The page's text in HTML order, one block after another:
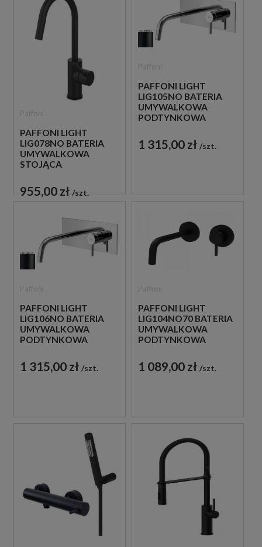
PAFFONI LIGHT
LIG078NO BATERIA
UMYWALKOWA
STOJĄCA
CZARNA
955,00 zł szt.
PAFFONI LIGHT
LIG105NO BATERIA
UMYWALKOWA
PODTYNKOWA
CZARNA
1 315,00 zł szt.
PAFFONI LIGHT
LIG106NO BATERIA
UMYWALKOWA
PODTYNKOWA
CZARNA
1 315,00 zł szt.
PAFFONI LIGHT
LIG104NO70 BATERIA
UMYWALKOWA
PODTYNKOWA
CZARNA
1 089,00 zł szt.